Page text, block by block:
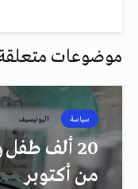
موضوعات
سياسة اليونيسيف
20 ألف
من أكتوبر